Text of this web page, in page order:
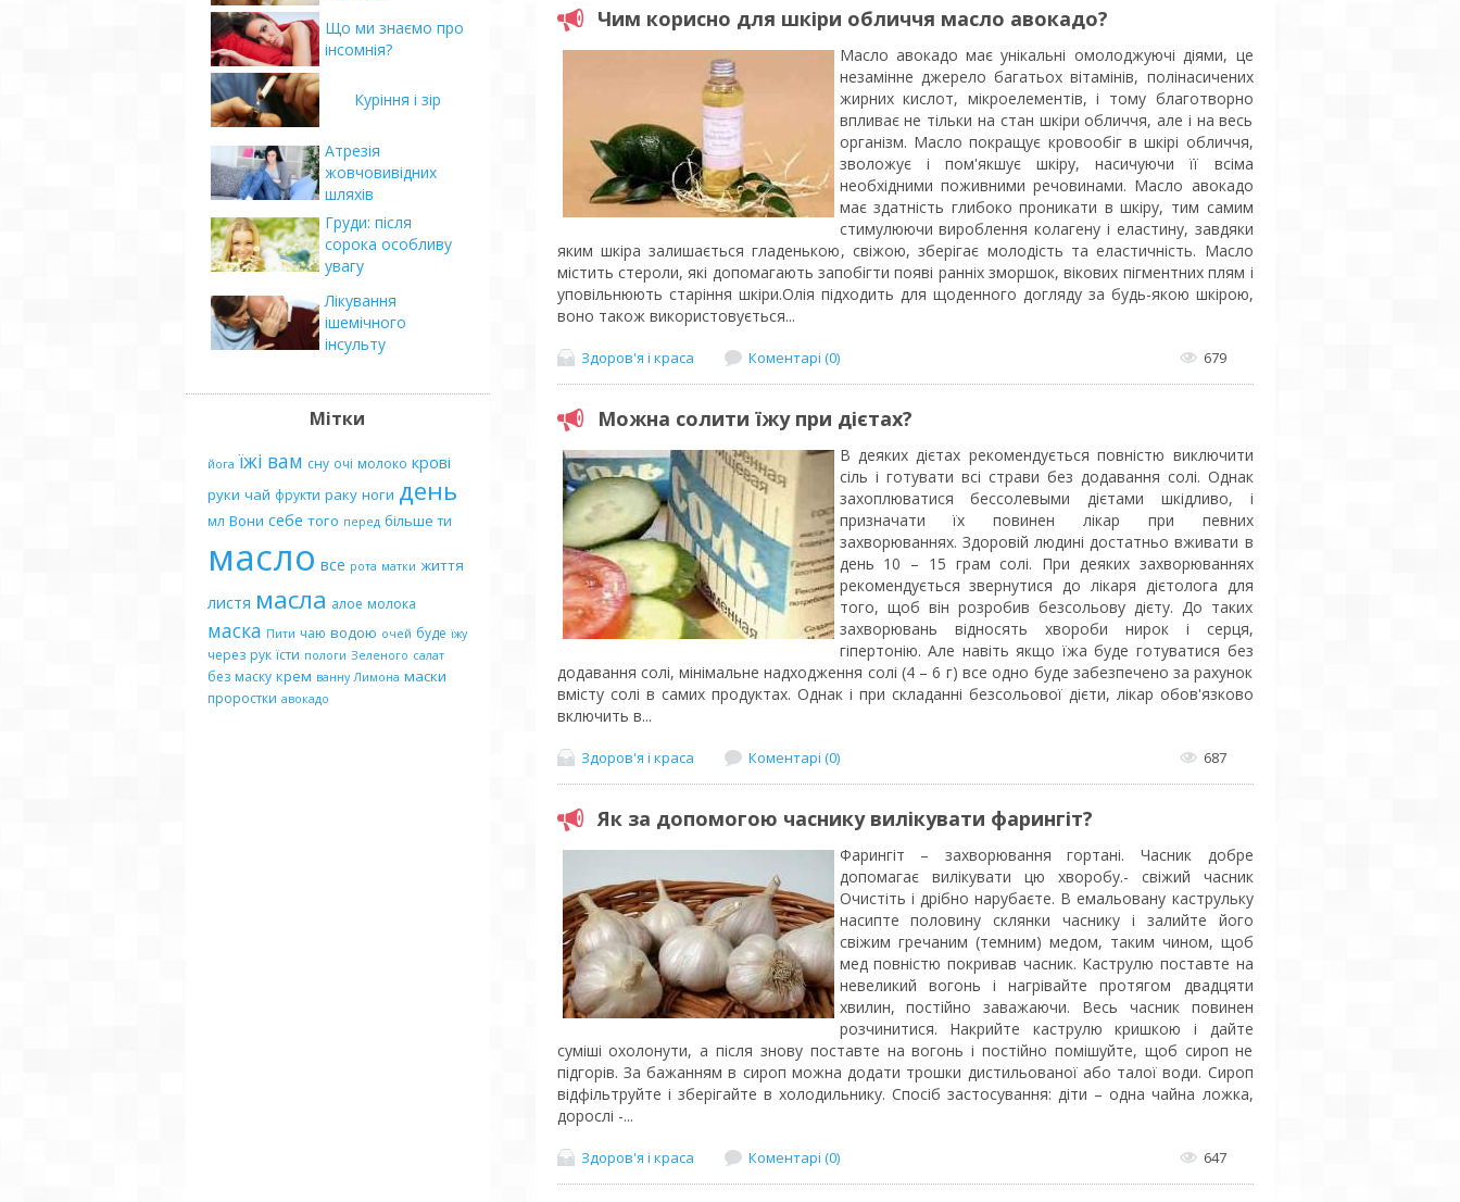
Чим корисно для шкіри обличчя масло авокадо?
Масло авокадо має унікальні омолоджуючі діями, це
незамінне джерело багатьох вітамінів, полінасичених
жирних кислот, мікроелементів, і тому благотворно
впливає не тільки на стан шкіри обличчя, але і на весь
організм. Масло покращує кровообіг в шкірі обличчя,
зволожує і пом'якшує шкіру, насичуючи її всіма
необхідними поживними речовинами. Масло авокадо
має здатність глибоко проникати в шкіру, тим самим
стимулюючи вироблення колагену і еластину, завдяки
яким шкіра залишається гладенькою, свіжою, зберігає молодість та еластичність. Масло
містить стероли, які допомагають запобігти появі ранніх зморшок, вікових пігментних плям і
уповільнюють старіння шкіри.Олія підходить для щоденного догляду за будь-якою шкірою,
воно також використовується...
679
Здоров'я і краса Коментарі (0)
Можна солити їжу при дієтах?
В деяких дієтах рекомендується повністю виключити
сіль і готувати всі страви без додавання солі. Однак
захоплюватися бессолевыми дієтами шкідливо, і
призначати їх повинен лікар при певних
захворюваннях. Здоровій людині достатньо вживати в
день 10 – 15 грам солі. При деяких захворюваннях
рекомендується звернутися до лікаря дієтолога для
того, щоб він розробив безсольову дієту. До таких
захворювань відносять хвороби нирок і серця,
гіпертонію. Але навіть якщо їжа буде готуватися без
додавання солі, мінімальне надходження солі (4 – 6 г) все одно буде забезпечено за рахунок
вмісту солі в самих продуктах. Однак і при складанні безсольової дієти, лікар обов'язково
включить в...
687
Здоров'я і краса Коментарі (0)
Як за допомогою часнику вилікувати фарингіт?
Фарингіт – захворювання гортані. Часник добре
допомагає вилікувати цю хворобу.- свіжий часник
Очистіть і дрібно нарубаєте. В емальовану каструльку
насипте половину склянки часнику і залийте його
свіжим гречаним (темним) медом, таким чином, щоб
мед повністю покривав часник. Каструлю поставте на
невеликий вогонь і нагрівайте протягом двадцяти
хвилин, постійно заважаючи. Весь часник повинен
розчинитися. Накрийте каструлю кришкою і дайте
суміші охолонути, а після знову поставте на вогонь і постійно помішуйте, щоб сироп не
підгорів. За бажанням в сироп можна додати трошки дистильованої або талої води. Сироп
відфільтруйте і зберігайте в холодильнику. Спосіб застосування: діти – одна чайна ложка,
дорослі -...
647
Здоров'я і краса Коментарі (0)
Що ми знаємо про
інсомнія?
Куріння і зір
Атрезія
жовчовивідних
шляхів
Груди: після
сорока особливу
увагу
Лікування
ішемічного
інсульту
Мітки
йога їжі вам сну очі молоко крові
руки чай фрукти раку ноги день
мл Вони себе того перед більше ти
масло все рота матки життя
листя масла алое молока
маска Пити чаю водою очей буде їжу
через рук їсти пологи Зеленого салат
без маску крем ванну Лимона маски
проростки авокадо